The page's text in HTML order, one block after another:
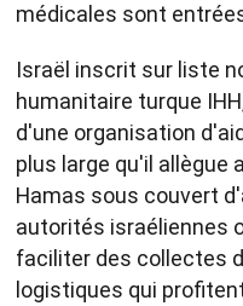
médicales sont
Israël inscrit sur liste
humanitaire turque
d'une organisation
plus large qu'il allègue
Hamas sous couvert
autorités israéliennes
faciliter des collectes
logistiques qui